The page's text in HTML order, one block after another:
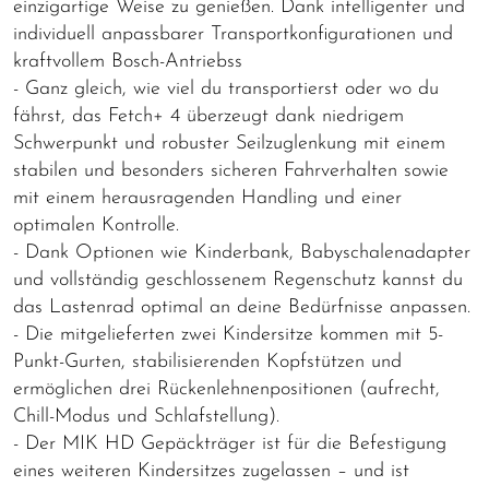
einzigartige Weise zu genießen. Dank intelligenter und
individuell anpassbarer Transportkonfigurationen und
kraftvollem Bosch-Antriebss
- Ganz gleich, wie viel du transportierst oder wo du
fährst, das Fetch+ 4 überzeugt dank niedrigem
Schwerpunkt und robuster Seilzuglenkung mit einem
stabilen und besonders sicheren Fahrverhalten sowie
mit einem herausragenden Handling und einer
optimalen Kontrolle.
- Dank Optionen wie Kinderbank, Babyschalenadapter
und vollständig geschlossenem Regenschutz kannst du
das Lastenrad optimal an deine Bedürfnisse anpassen.
- Die mitgelieferten zwei Kindersitze kommen mit 5-
Punkt-Gurten, stabilisierenden Kopfstützen und
ermöglichen drei Rückenlehnenpositionen (aufrecht,
Chill-Modus und Schlafstellung).
- Der MIK HD Gepäckträger ist für die Befestigung
eines weiteren Kindersitzes zugelassen – und ist